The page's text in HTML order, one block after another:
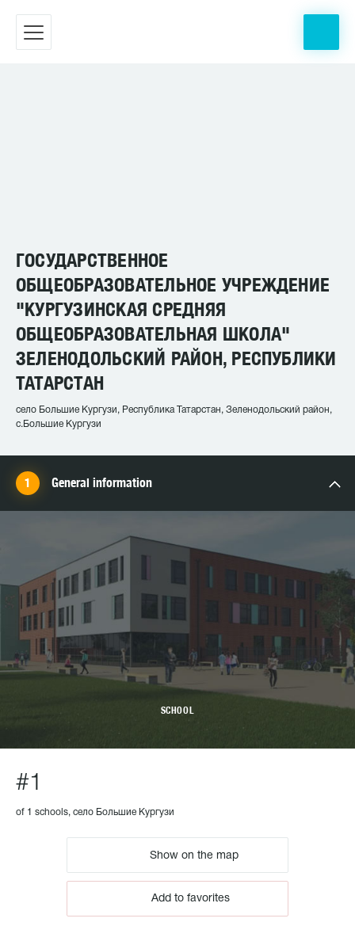
ГОСУДАРСТВЕННОЕ
ОБЩЕОБРАЗОВАТЕЛЬНОЕ УЧРЕЖДЕНИЕ
"КУРГУЗИНСКАЯ СРЕДНЯЯ
ОБЩЕОБРАЗОВАТЕЛЬНАЯ ШКОЛА"
ЗЕЛЕНОДОЛЬСКИЙ РАЙОН, РЕСПУБЛИКИ
ТАТАРСТАН
село Большие Кургузи, Республика Татарстан, Зеленодольский район,
с.Большие Кургузи
General information
SCHOOL
#1
of 1 schools, село Большие Кургузи
Show on the map
Add to favorites